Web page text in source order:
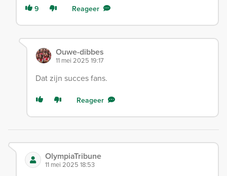
9 Reageer
Ouwe-dibbes
11 mei 2025 19:17
Dat zijn succes fans.
Reageer
OlympiaTribune
11 mei 2025 18:53